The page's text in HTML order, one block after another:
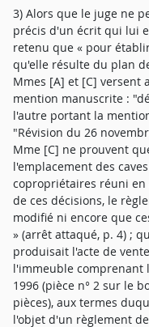
3) Alors que le juge ne
précis d'un écrit qui lui
retenu que « pour
qu'elle résulte du plan
Mmes [A] et [C] versent
mention manuscrite :
l'autre portant la
"Révision du 26
Mme [C] ne prouvent
l'emplacement des
copropriétaires réuni en
de ces décisions, le
modifié ni encore que
» (arrêt attaqué, p. 4) ;
produisait l'acte de
l'immeuble comprenant
1996 (pièce n° 2 sur le
pièces), aux termes
l'objet d'un règlement